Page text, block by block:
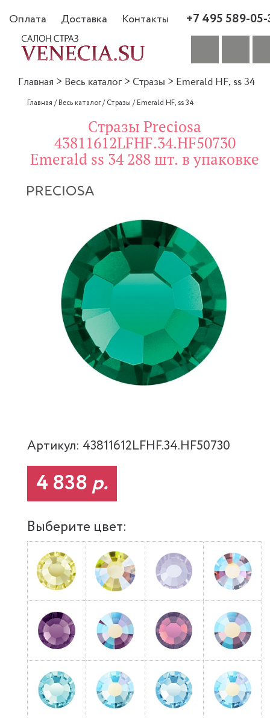
Оплата Доставка Контакты +7 495 589-
Главная > Весь каталог > Стразы > Emerald HF, ss 34
Главная /Весь каталог/Стразы /Emerald HF, ss 34
Стразы Preciosa
43811612LFHF.34.HF50730
Emerald ss 34 288 шт. в упаковке
Артикул: 43811612LFHF.34.HF50730
4 838 р.
Выберите цвет: